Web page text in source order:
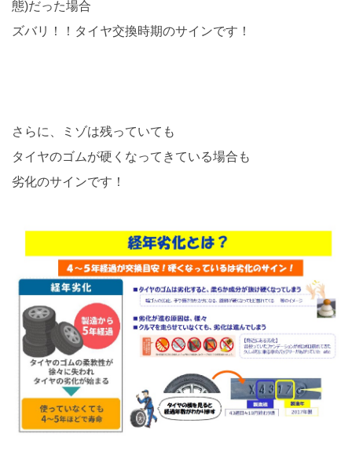
態)だった場合
ズバリ！！タイヤ交換時期のサインです！
さらに、ミゾは残っていても
タイヤのゴムが硬くなってきている場合も
劣化のサインです！